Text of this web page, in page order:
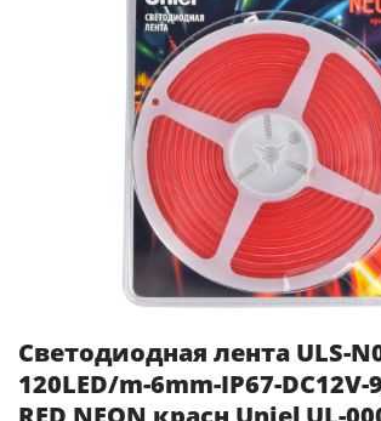
Светодиодная лента ULS-
120LED/m-6mm-IP67-